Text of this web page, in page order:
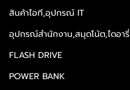
สินค้าไอที,อุปกรณ์ IT
อุปกรณ์สำนักงาน,สมุดโน้ต,ไดอารี่
FLASH DRIVE
POWER BANK